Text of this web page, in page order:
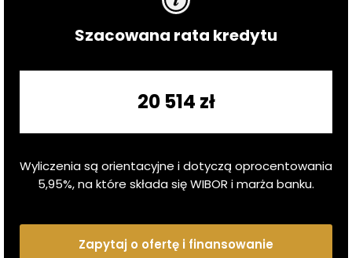
Dom otacza pięknie zagospodarowany ogród z licznymi
nasadzeniami, drzewami oraz funkcjonalnymi
elementami takimi jak szklarnia, altanka grillowa i
domek dla jeży. Dodatkowo na terenie posesji znajduje
fotowoltaiczne (6 kW), pompa ciepła (Columbus),
system zbierania deszczówki i magazyn energii
rozwiązań, które pozwalają na oszczędność i komfort
użytkowania.
Szacowana rata kredytu
20 514 zł
Wyliczenia są orientacyjne i dotyczą oprocentowania
5,95%, na które składa się WIBOR i marża banku.
Zapytaj o ofertę i finansowanie